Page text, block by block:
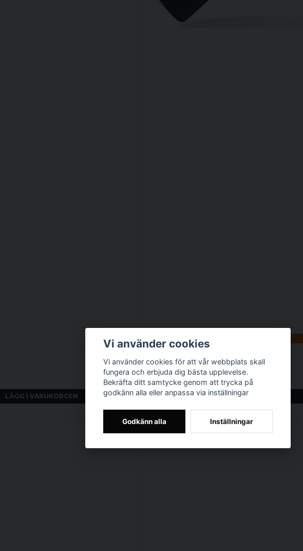
LÄGG I VARUKORGEN
Smula mössa
159 kr
LÄGG I VARUKORGEN
Vi använder cookies
Vi använder cookies för att vår webbplats skall
fungera och erbjuda dig bästa upplevelse.
Bekräfta ditt samtycke genom att trycka på
godkänn alla eller anpassa via inställningar
Godkänn alla Inställningar